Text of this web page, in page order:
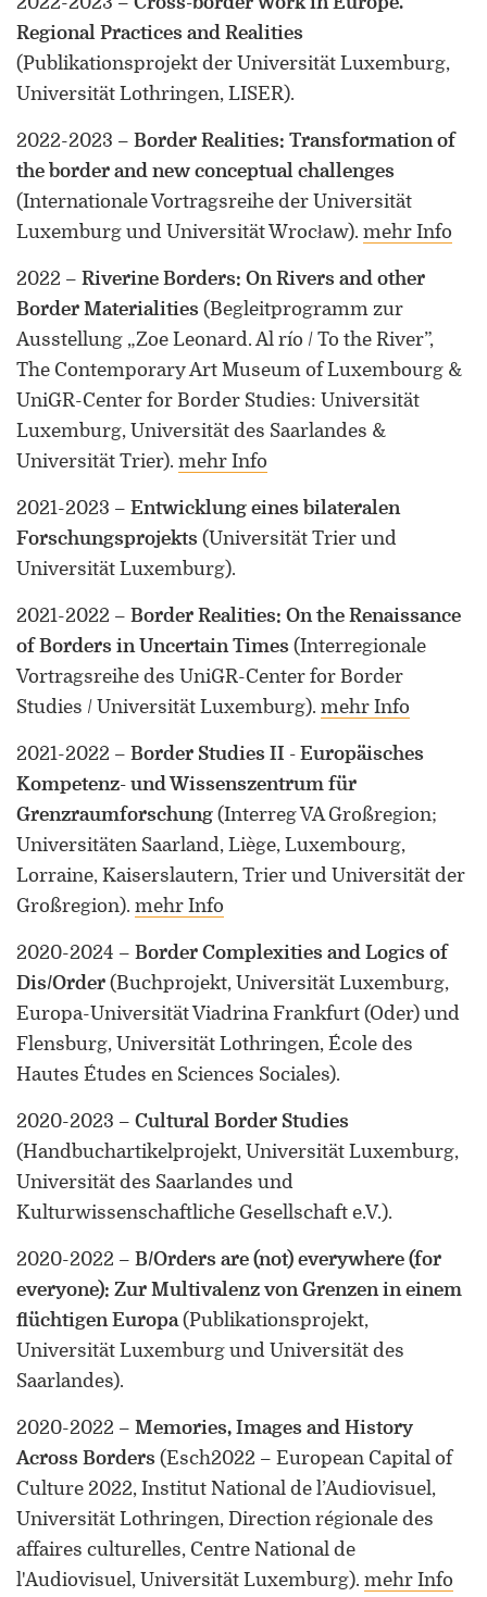
Regional Practices and Realities
(Publikationsprojekt der Universität Luxemburg,
Universität Lothringen, LISER).
2022-2023 – Border Realities: Transformation of
the border and new conceptual challenges
(Internationale Vortragsreihe der Universität
Luxemburg und Universität Wrocław). mehr Info
2022 – Riverine Borders: On Rivers and other
Border Materialities (Begleitprogramm zur
Ausstellung „Zoe Leonard. Al río / To the River”,
The Contemporary Art Museum of Luxembourg &
UniGR-Center for Border Studies: Universität
Luxemburg, Universität des Saarlandes &
Universität Trier). mehr Info
2021-2023 – Entwicklung eines bilateralen
Forschungsprojekts (Universität Trier und
Universität Luxemburg).
2021-2022 – Border Realities: On the Renaissance
of Borders in Uncertain Times (Interregionale
Vortragsreihe des UniGR-Center for Border
Studies / Universität Luxemburg). mehr Info
2021-2022 – Border Studies II - Europäisches
Kompetenz- und Wissenszentrum für
Grenzraumforschung (Interreg VA Großregion;
Universitäten Saarland, Liège, Luxembourg,
Lorraine, Kaiserslautern, Trier und Universität der
Großregion). mehr Info
2020-2024 – Border Complexities and Logics of
Dis/Order (Buchprojekt, Universität Luxemburg,
Europa-Universität Viadrina Frankfurt (Oder) und
Flensburg, Universität Lothringen, École des
Hautes Études en Sciences Sociales).
2020-2023 – Cultural Border Studies
(Handbuchartikelprojekt, Universität Luxemburg,
Universität des Saarlandes und
Kulturwissenschaftliche Gesellschaft e.V.).
2020-2022 – B/Orders are (not) everywhere (for
everyone): Zur Multivalenz von Grenzen in einem
flüchtigen Europa (Publikationsprojekt,
Universität Luxemburg und Universität des
Saarlandes).
2020-2022 – Memories, Images and History
Across Borders (Esch2022 – European Capital of
Culture 2022, Institut National de l’Audiovisuel,
Universität Lothringen, Direction régionale des
affaires culturelles, Centre National de
l'Audiovisuel, Universität Luxemburg). mehr Info